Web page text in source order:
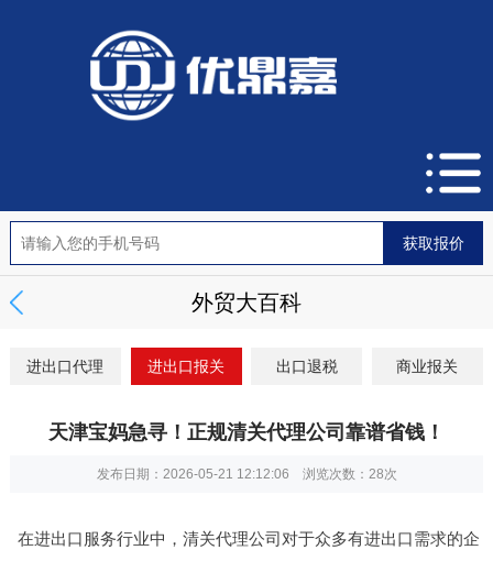
外贸大百科
进出口代理 进出口报关 出口退税 商业报关
天津宝妈急寻！正规清关代理公司靠谱省钱！
发布日期：2026-05-21 12:12:06 浏览次数： 28次
在进出口服务行业中，清关代理公司对于众多有进出口需求的企